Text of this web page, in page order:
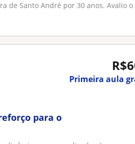
de Santo André por 30 anos. Avalio o
Primeira aula
para o